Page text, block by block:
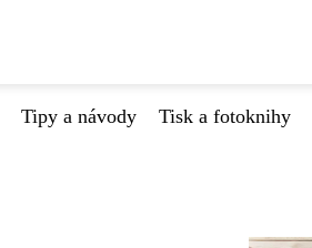
Tipy a návody Tisk a fotoknihy